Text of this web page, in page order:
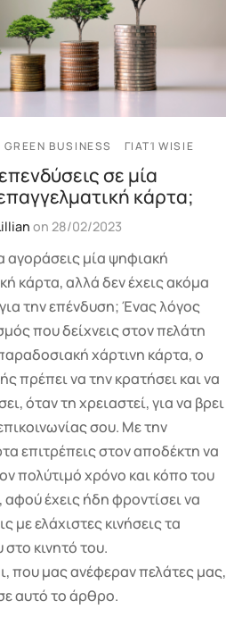
GREEN BUSINESS ΓΙΑΤΊ WISIE
σε μία
κάρτα;
on 28/02/2023
αγοράσεις μία ψηφιακή
κάρτα, αλλά δεν έχεις ακόμα
την επένδυση; Ένας λόγος
που δείχνεις στον πελάτη
χάρτινη κάρτα, ο
πρέπει να την κρατήσει και να
όταν τη χρειαστεί, για να βρει
σου. Με την
επιτρέπεις στον αποδέκτη να
πολύτιμό χρόνο και κόπο του
αφού έχεις ήδη φροντίσει να
με ελάχιστες κινήσεις τα
στο κινητό του.
που μας ανέφεραν πελάτες μας,
αυτό το άρθρο.